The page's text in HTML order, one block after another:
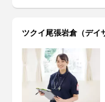
ツクイ尾張岩倉（デイ